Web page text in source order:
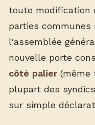
toute modification
parties communes
l'assemblée
nouvelle porte
côté palier (même
plupart des
sur simple